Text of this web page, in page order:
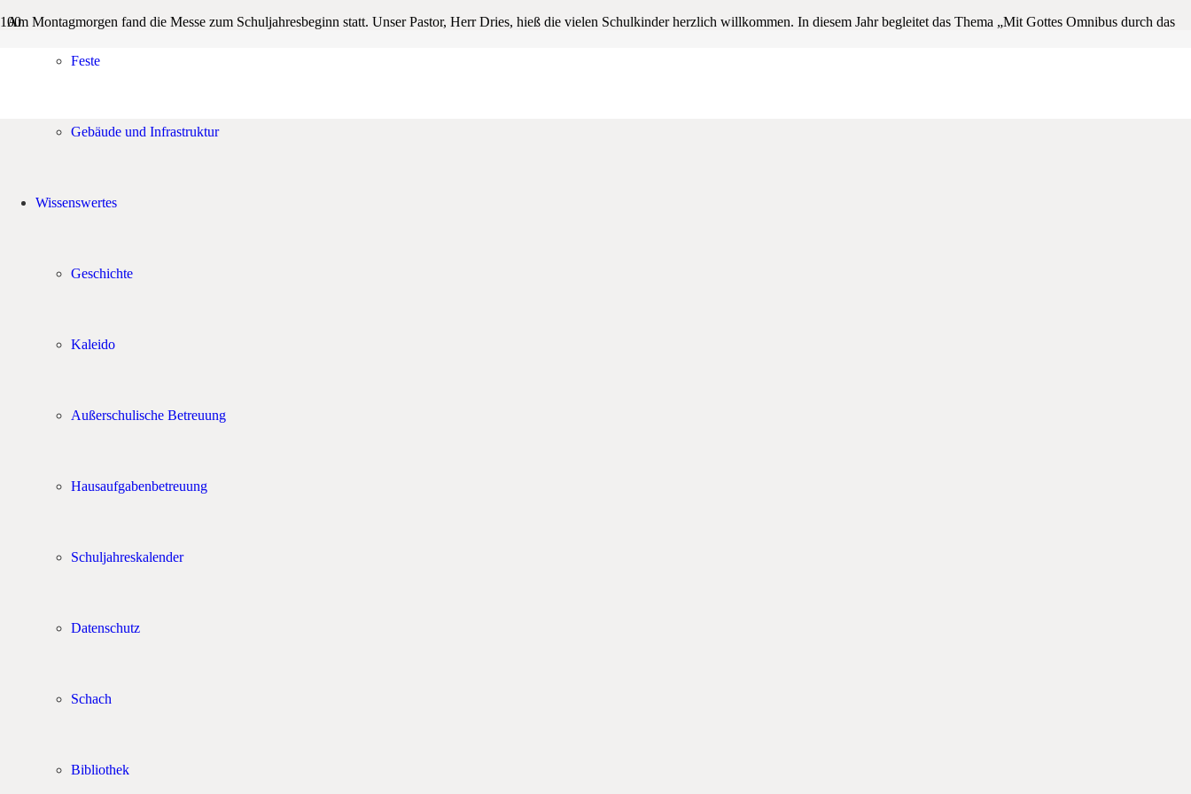
Feste
Gebäude und Infrastruktur
Wissenswertes
Geschichte
Kaleido
Außerschulische Betreuung
Hausaufgabenbetreuung
Schuljahreskalender
Datenschutz
Schach
Bibliothek
Am Montagmorgen fand die Messe zum Schuljahresbeginn statt. Unser Pastor, Herr Dries, hieß die vielen Schulkinder herzlich willkommen. In diesem Jahr begleitet das Thema „Mit Gottes Omnibus durch das
Ein kleiner Höhepunkt der Messe war das Segnen der katholischen Erstklässler.